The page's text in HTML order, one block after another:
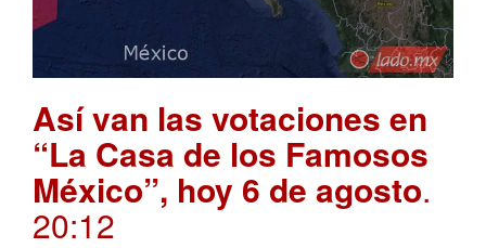
Así van las votaciones en
“La Casa de los Famosos
México”, hoy 6 de agosto.
20:12